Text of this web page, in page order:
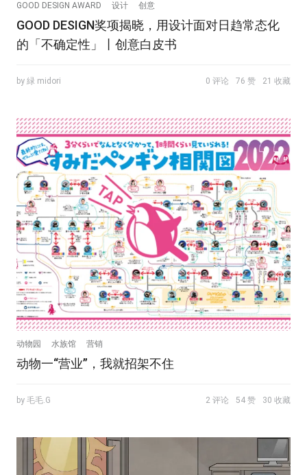
GOOD DESIGN AWARD 设计 创意
GOOD DESIGN奖项揭晓，用设计面对日趋常态化
的「不确定性」丨创意白皮书
by 緑 midori 0 评论 76 赞 21 收藏
动物园 水族馆 营销
动物一“营业”，我就招架不住
by 毛毛.G 2 评论 54 赞 30 收藏